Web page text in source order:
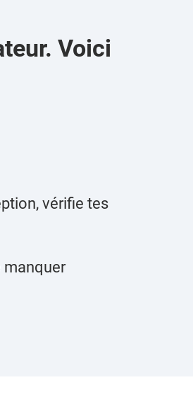
Voici
vérifie tes
manquer